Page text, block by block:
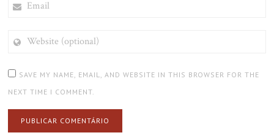
(OPTIONAL)
SAVE MY NAME, EMAIL, AND WEBSITE IN THIS BROWSER FOR THE
NEXT TIME I COMMENT.